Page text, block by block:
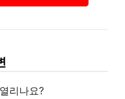
리나요?